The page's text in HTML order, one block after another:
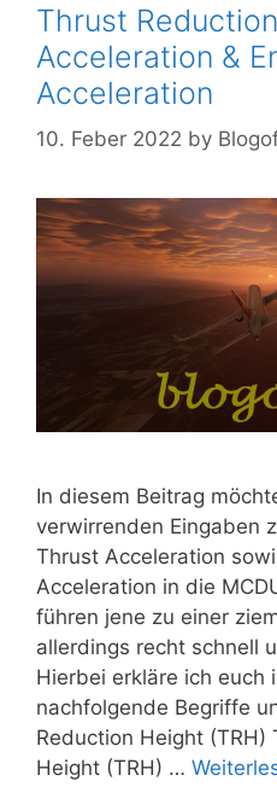
Thrust
Acceleration &
Acceleration
10. Feber 2022 by
In diesem Beitrag
verwirrenden Eingaben
Thrust Acceleration
Acceleration in die
führen jene zu einer
allerdings recht schnell
Hierbei erkläre ich euch
nachfolgende Begriffe
Reduction Height (TRH)
Height (TRH) …